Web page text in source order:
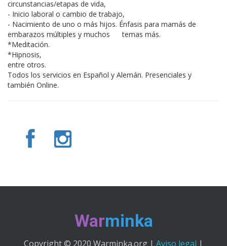
circunstancias/etapas de vida,
- Inicio laboral o cambio de trabajo,
- Nacimiento de uno o más hijos. Énfasis para mamás de
embarazos múltiples y muchos temas más.
*Meditación.
*Hipnosis,
entre otros.
Todos los servicios en Español y Alemán. Presenciales y
también Online.
Warminka
Copyright © 2020 Warminka.org | Aviso legal |